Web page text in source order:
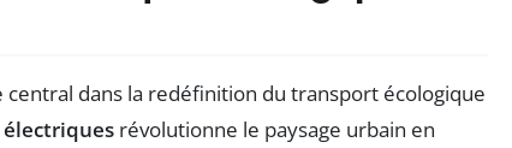
dans la redéfinition du transport écologique
révolutionne le paysage urbain en